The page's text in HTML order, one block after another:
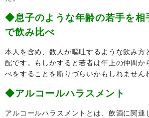
◆息子のような年齢の若手を相
で飲み比べ
本人を含め、数人が嘔吐するような飲み方
配です。もしかすると若者は年上の仲間か
べをすることを断りづらいかもしれません
◆アルコールハラスメント
アルコールハラスメントとは、飲酒に関連